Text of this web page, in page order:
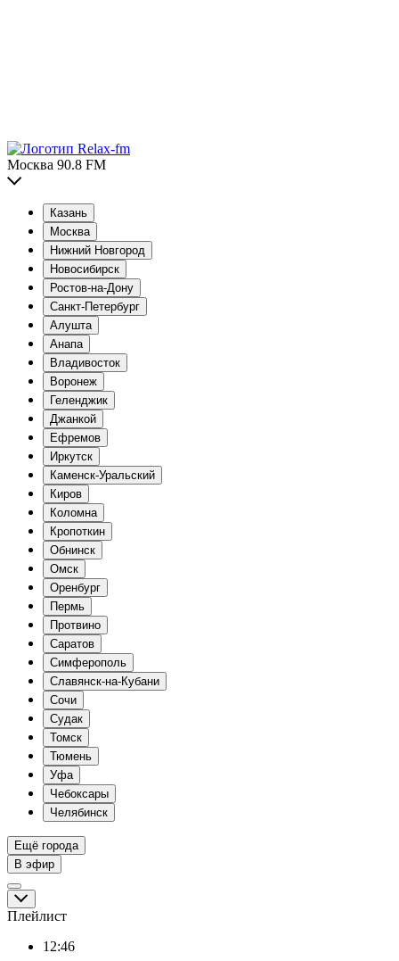
Москва 90.8 FM
Казань
Москва
Нижний Новгород
Новосибирск
Ростов-на-Дону
Санкт-Петербург
Алушта
Анапа
Владивосток
Воронеж
Геленджик
Джанкой
Ефремов
Иркутск
Каменск-Уральский
Киров
Коломна
Кропоткин
Обнинск
Омск
Оренбург
Пермь
Протвино
Саратов
Симферополь
Славянск-на-Кубани
Сочи
Судак
Томск
Тюмень
Уфа
Чебоксары
Челябинск
Ещё города
В эфир
Плейлист
12:46